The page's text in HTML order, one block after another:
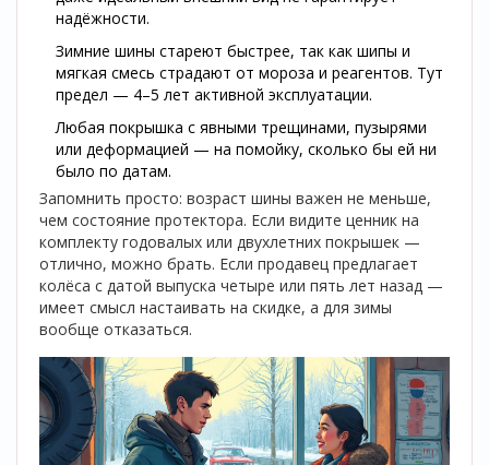
надёжности.
Зимние шины стареют быстрее, так как шипы и
мягкая смесь страдают от мороза и реагентов. Тут
предел — 4–5 лет активной эксплуатации.
Любая покрышка с явными трещинами, пузырями
или деформацией — на помойку, сколько бы ей ни
было по датам.
Запомнить просто: возраст шины важен не меньше,
чем состояние протектора. Если видите ценник на
комплекту годовалых или двухлетних покрышек —
отлично, можно брать. Если продавец предлагает
колёса с датой выпуска четыре или пять лет назад —
имеет смысл настаивать на скидке, а для зимы
вообще отказаться.